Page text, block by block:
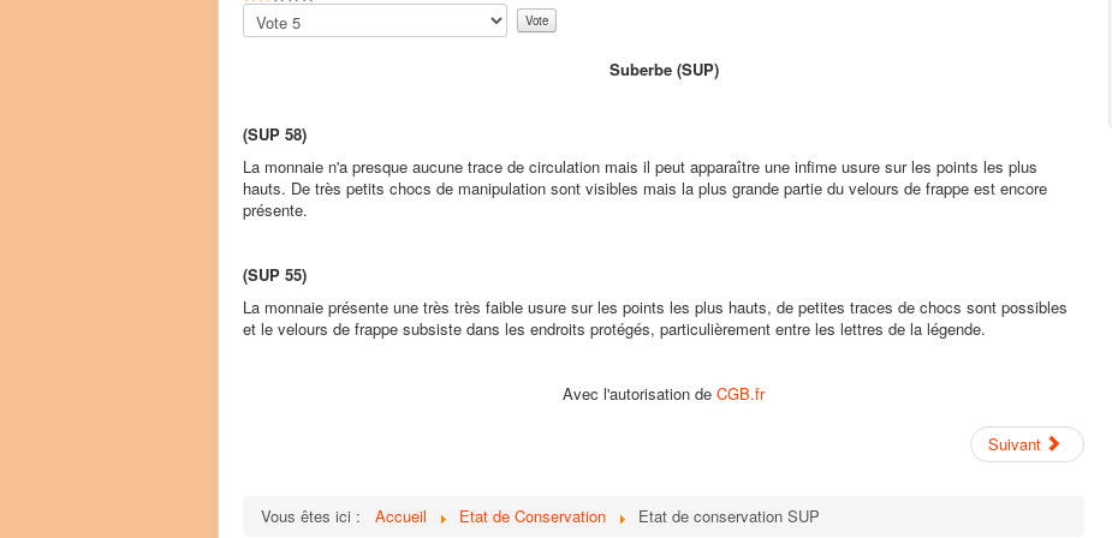
o
t
l
i
s
a
u
:
Veuillez
voter
Suberbe (SUP)
(SUP 58)
La monnaie n'a presque aucune trace de circulation mais il peut apparaître une infime usure sur les points les plus
hauts. De très petits chocs de manipulation sont visibles mais la plus grande partie du velours de frappe est encore
présente.
(SUP 55)
La monnaie présente une très très faible usure sur les points les plus hauts, de petites traces de chocs sont possibles
et le velours de frappe subsiste dans les endroits protégés, particulièrement entre les lettres de la légende.
Avec l'autorisation de CGB.fr
Suivant
Vous êtes ici : Accueil Etat de Conservation Etat de conservation SUP